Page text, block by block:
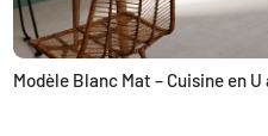
Modèle Blanc Mat – Cuisine en